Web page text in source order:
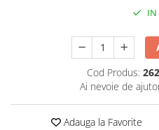
IN
Cod Produs:
Ai nevoie de
Adauga la Favorite